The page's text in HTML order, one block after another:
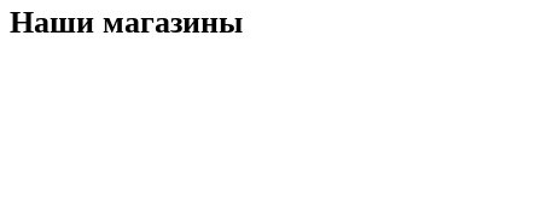
Наши магазины